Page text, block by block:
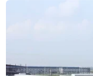
07/08/2026 15:21